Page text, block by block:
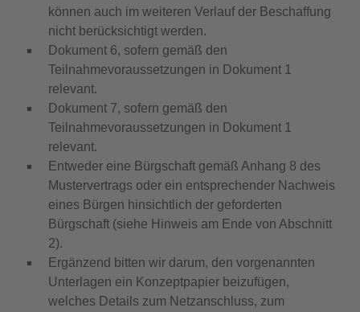
können auch im weiteren Verlauf der Beschaffung
nicht berücksichtigt werden.
Dokument 6, sofern gemäß den
Teilnahmevoraussetzungen in Dokument 1
relevant.
Dokument 7, sofern gemäß den
Teilnahmevoraussetzungen in Dokument 1
relevant.
Entweder eine Bürgschaft gemäß Anhang 8 des
Mustervertrags oder ein entsprechender Nachweis
eines Bürgen hinsichtlich der geforderten
Bürgschaft (siehe Hinweis am Ende von Abschnitt
2).
Ergänzend bitten wir darum, den vorgenannten
Unterlagen ein Konzeptpapier beizufügen,
welches Details zum Netzanschluss, zum